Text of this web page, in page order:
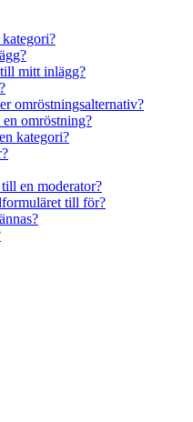
mitt inlägg?
omröstningsalternativ?
omröstning?
kategori?
en moderator?
till för?